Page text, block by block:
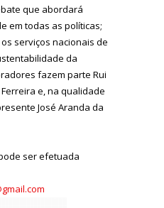
que abordará
em todas as políticas;
serviços nacionais de
da
fazem parte Rui
e, na qualidade
José Aranda da
ser efetuada